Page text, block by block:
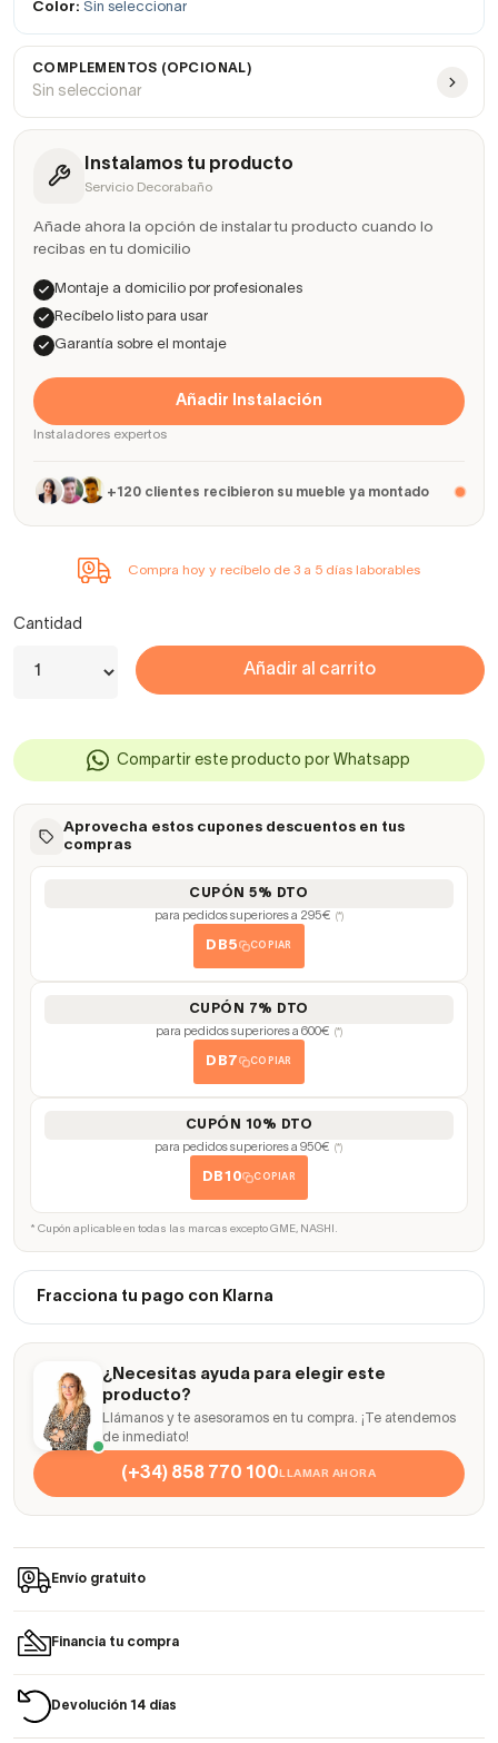
Color: Sin seleccionar
COMPLEMENTOS (OPCIONAL)
Sin seleccionar
Instalamos tu producto
Servicio Decorabaño
Añade ahora la opción de instalar tu producto cuando lo
recibas en tu domicilio
Montaje a domicilio por profesionales
Recíbelo listo para usar
Garantía sobre el montaje
Añadir Instalación
Instaladores expertos
+120 clientes recibieron su mueble ya montado
Compra hoy y recíbelo de 3 a 5 días laborables
Cantidad
Añadir al carrito
Compartir este producto por Whatsapp
Aprovecha estos cupones descuentos en tus
compras
CUPÓN 5% DTO
para pedidos superiores a 295€ (*)
DB5 COPIAR
CUPÓN 7% DTO
para pedidos superiores a 600€ (*)
DB7 COPIAR
CUPÓN 10% DTO
para pedidos superiores a 950€ (*)
DB10 COPIAR
* Cupón aplicable en todas las marcas excepto GME, NASHI.
Fracciona tu pago con Klarna
¿Necesitas ayuda para elegir este
producto?
Llámanos y te asesoramos en tu compra. ¡Te atendemos
de inmediato!
(+34) 858 770 100LLAMAR AHORA
Envío gratuito
Financia tu compra
Devolución 14 días